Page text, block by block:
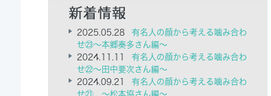
2025.05.28
有名人の顔から考える噛み合わ
せ㉓～本郷奏多さん編～
2024.11.11
有名人の顔から考える噛み合わ
せ㉒～田中要次さん編～
2024.09.21
有名人の顔から考える噛み合わ
せ㉑ ～松本協さん編～